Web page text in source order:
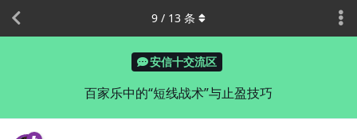
安信十交流区
百家乐中的“短线战术”与止盈技巧
9 / 13 条